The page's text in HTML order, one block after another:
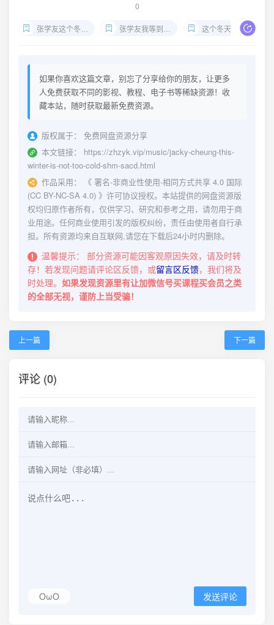
0
张学友这个冬天不太冷SACD 张学友我等到花儿也谢了SACD 这个冬天不太冷专辑下载
如果你喜欢这篇文章，别忘了分享给你的朋友，让更多
人免费获取不同的影视、教程、电子书等稀缺资源！收
藏本站，随时获取最新免费资源。
版权属于：
免费网盘资源分享
本文链接：
https://zhzyk.vip/music/jacky-cheung-this-
winter-is-not-too-cold-shm-sacd.html
作品采用：
《 署名-非商业性使用-相同方式共享 4.0 国际
(CC BY-NC-SA 4.0) 》许可协议授权。本站提供的网盘资源版
权均归原作者所有，仅供学习、研究和参考之用，请勿用于商
业用途。任何商业使用引发的版权纠纷，责任由使用者自行承
担。所有资源均来自互联网,请您在下载后24小时内删除。
温馨提示：
部分资源可能因客观原因失效，请及时转
存！若发现问题请评论区反馈，或留言区反馈，我们将及
时处理。 如果发现资源里有让加微信号买课程买会员之类
的全部无视，谨防上当受骗！
上一篇 下一篇
评论 (0)
OωO 发送评论